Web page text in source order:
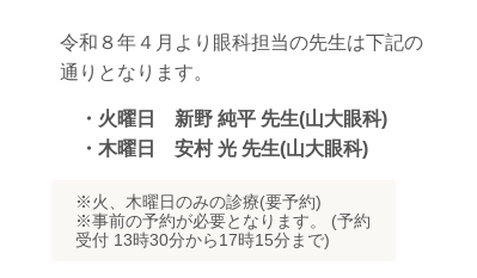
令和８年４月より眼科担当の先生は下記の
通りとなります。
・火曜日 新野 純平 先生(山大眼科)
・木曜日 安村 光 先生(山大眼科)
※火、木曜日のみの診療(要予約)
※事前の予約が必要となります。 (予約
受付 13時30分から17時15分まで)